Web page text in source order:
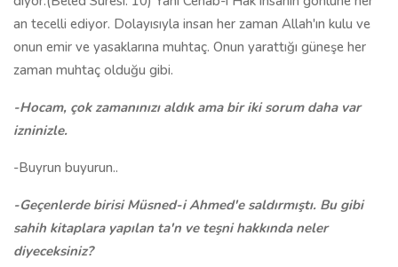
an tecelli ediyor. Dolayısıyla insan her zaman Allah'ın kulu ve
onun emir ve yasaklarına muhtaç. Onun yarattığı güneşe her
zaman muhtaç olduğu gibi.
-Hocam, çok zamanınızı aldık ama bir iki sorum daha var
izninizle.
-Buyrun buyurun..
-Geçenlerde birisi Müsned-i Ahmed'e saldırmıştı. Bu gibi
sahih kitaplara yapılan ta'n ve teşni hakkında neler
diyeceksiniz?